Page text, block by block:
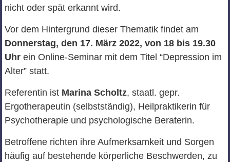
nicht oder spät erkannt wird.
Vor dem Hintergrund dieser Thematik findet am
Donnerstag, den 17. März 2022, von 18 bis 19.30
Uhrein Online-Seminar mit dem Titel “Depression im
Alter” statt.
Referentin ist Marina Scholtz, staatl. gepr.
Ergotherapeutin (selbstständig), Heilpraktikerin für
Psychotherapie und psychologische Beraterin.
Betroffene richten ihre Aufmerksamkeit und Sorgen
häufig auf bestehende körperliche Beschwerden, zu